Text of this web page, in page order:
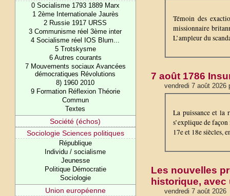
0 Socialisme 1793 1889 Marx
1 2ème Internationale Jaurès
2 Russie 1917 URSS
3 Communisme réel 3ème inter
4 Socialisme réel IOS Blum...
5 Trotskysme
6 Autres courants
7 Mouvements sociaux Avancées
démocratiques Révolutions
8) 1960 2010
9 Formation Réflexion Théorie
Commun
Textes
Société (échos)
Sociologie Sciences politiques
République
Individu / socialisme
Jeunesse
Politique Démocratie
Sociologie
Union européenne
Témoin des
missionnaire
L’ampleur du
7 août 1786
vendredi 7 août 2026
La puissance et la
s’explique de
17e et 18e siècles,
Les nouvelles
historique, avec
vendredi 7 août 2026